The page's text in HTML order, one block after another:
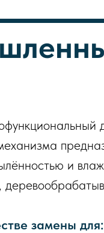
и
замены для: